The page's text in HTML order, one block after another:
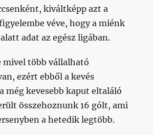
kiváltképp azt a
véve, hogy a miénk
adat az egész ligában.
mivel több vállalható
ezért ebből a kevés
még kevesebb kaput eltaláló
összehoznunk 16 gólt, ami
a hetedik legtöbb.